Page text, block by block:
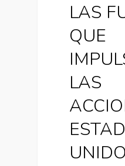
LAS
QUE
LAS